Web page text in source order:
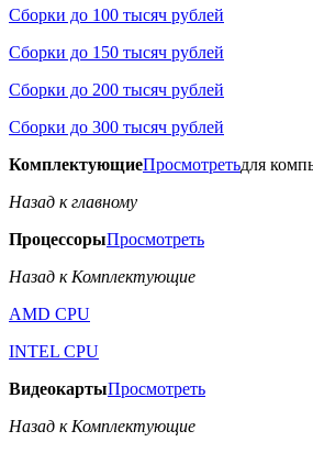
Сборки до 100 тысяч рублей
Сборки до 150 тысяч рублей
Сборки до 200 тысяч рублей
Сборки до 300 тысяч рублей
КомплектующиеПросмотретьдля
Назад к главному
ПроцессорыПросмотреть
Назад к Комплектующие
AMD CPU
INTEL CPU
ВидеокартыПросмотреть
Назад к Комплектующие